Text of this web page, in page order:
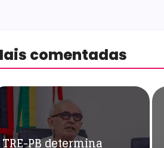
comentadas
TRE-PB determina